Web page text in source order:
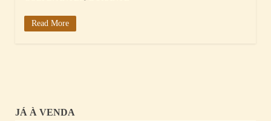
Read More
JÁ À VENDA